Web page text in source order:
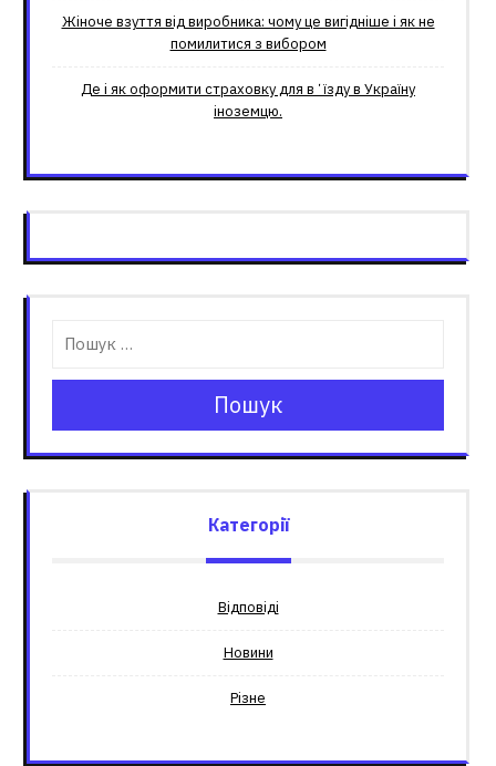
Жіноче взуття від виробника: чому це вигідніше і як не
помилитися з вибором
Де і як оформити страховку для вʼїзду в Україну
іноземцю.
Пошук
Категорії
Відповіді
Новини
Різне